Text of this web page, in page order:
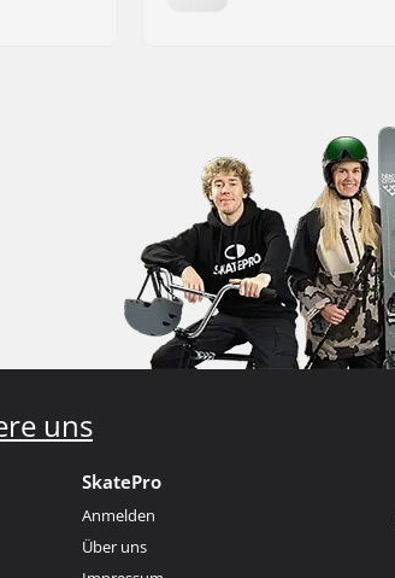
uns
SkatePro
Anmelden
Über uns